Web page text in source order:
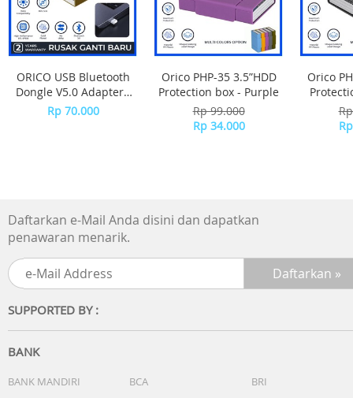
? Type C+USB 36W
? Input: AC 100-240V, 50-60Hz 0.5A
? USB Output: DC3.6V-6.5V/3A DC6.5V-9V2A DC9V-12V/
? USB-C Output DC3.6V-6.5V/3A DC6.5V-9V2A DC9V-
12V/1.5A DC12V-15V/1.2A"
ORICO USB Bluetooth
Dongle V5.0 Adapter -
BTA-508 - WHITE
Rp 70.000
Orico PHP-35 3.5”HDD
Protection box - Purple
Rp 99.000
Rp 34.000
Orico
Daftarkan e-Mail Anda disini dan dapatkan
penawaran menarik.
SUPPORTED BY :
BANK
BANK MANDIRI BCA
BRI